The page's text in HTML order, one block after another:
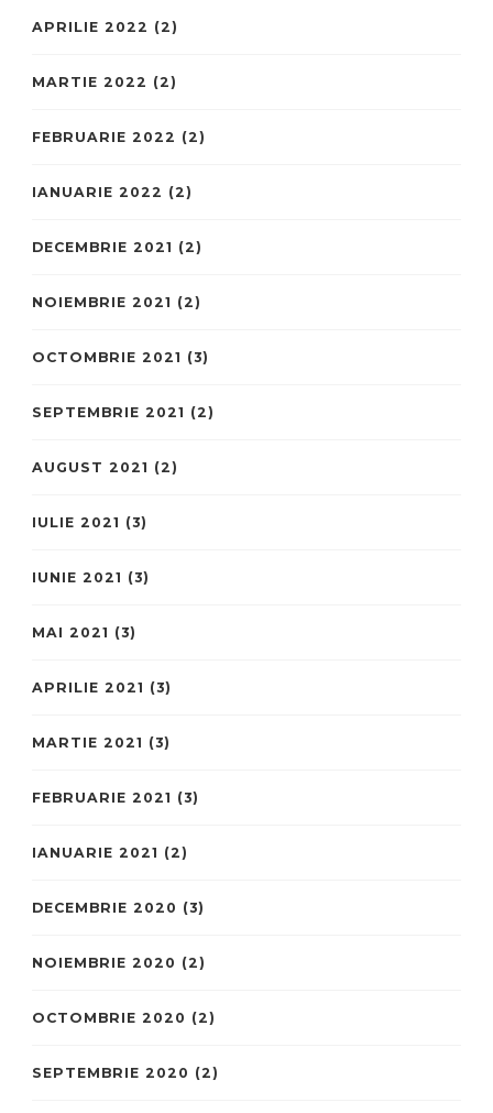
APRILIE 2022 (2)
MARTIE 2022 (2)
FEBRUARIE 2022 (2)
IANUARIE 2022 (2)
DECEMBRIE 2021 (2)
NOIEMBRIE 2021 (2)
OCTOMBRIE 2021 (3)
SEPTEMBRIE 2021 (2)
AUGUST 2021 (2)
IULIE 2021 (3)
IUNIE 2021 (3)
MAI 2021 (3)
APRILIE 2021 (3)
MARTIE 2021 (3)
FEBRUARIE 2021 (3)
IANUARIE 2021 (2)
DECEMBRIE 2020 (3)
NOIEMBRIE 2020 (2)
OCTOMBRIE 2020 (2)
SEPTEMBRIE 2020 (2)